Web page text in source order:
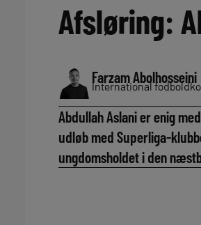
Afsløring:
Farzam Abolhosseini
International
Abdullah Aslani er enig
udløb med Superliga-
ungdomsholdet i den